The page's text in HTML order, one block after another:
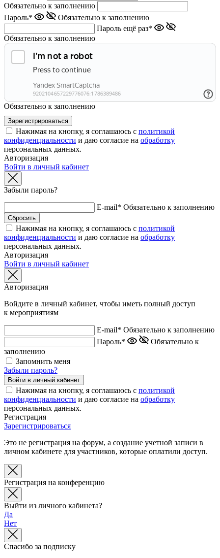
Обязательно к заполнению
Пароль*
Обязательно к заполнению
Пароль ещё раз*
Обязательно к заполнению
Обязательно к заполнению
Нажимая на кнопку, я соглашаюсь с политикой
конфиденциальности и даю согласие на обработку
персональных данных.
Авторизация
Войти в личный кабинет
Забыли пароль?
E-mail* Обязательно к заполнению
Нажимая на кнопку, я соглашаюсь с политикой
конфиденциальности и даю согласие на обработку
персональных данных.
Авторизация
Войти в личный кабинет
Авторизация
Войдите в личный кабинет, чтобы иметь полный доступ
к мероприятиям
E-mail* Обязательно к заполнению
Пароль*
Обязательно к
заполнению
Запомнить меня
Забыли пароль?
Нажимая на кнопку, я соглашаюсь с политикой
конфиденциальности и даю согласие на обработку
персональных данных.
Регистрация
Зарегистрироваться
Это не регистрация на форум, а создание учетной записи в
личном кабинете для участников, которые оплатили доступ.
Регистрация на конференцию
Выйти из личного кабинета?
Да
Нет
Спасибо за подписку